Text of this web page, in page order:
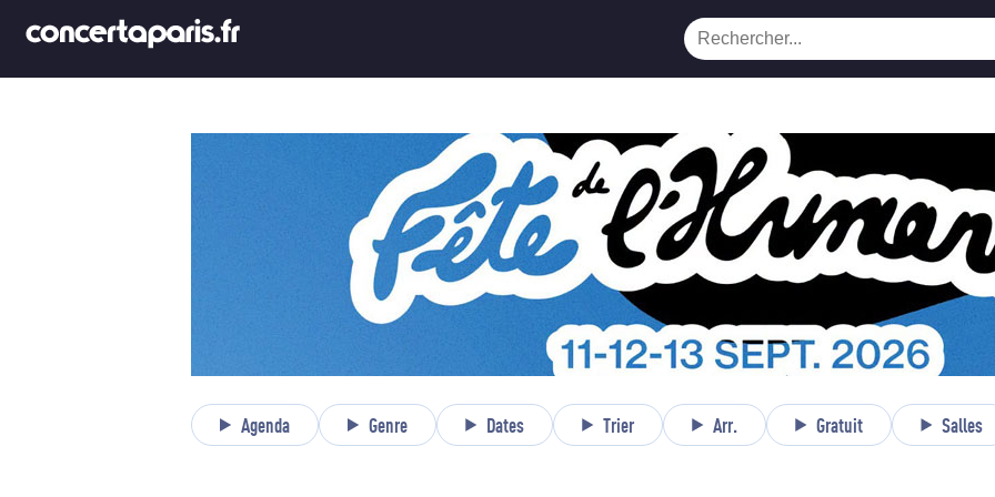
Agenda Genre Dates Trier Arr. Gratuit Salles